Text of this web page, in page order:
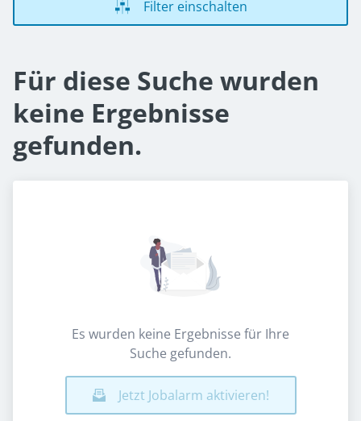
Filter einschalten
Für diese Suche wurden
keine Ergebnisse
gefunden.
Es wurden keine Ergebnisse für Ihre
Suche gefunden.
Jetzt Jobalarm aktivieren!